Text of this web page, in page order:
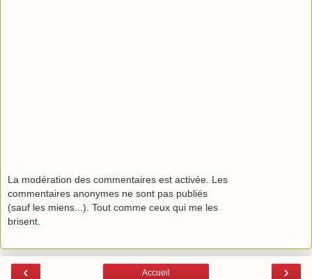
La modération des commentaires est activée. Les
commentaires anonymes ne sont pas publiés
(sauf les miens...). Tout comme ceux qui me les
brisent.
‹ ›
Accueil